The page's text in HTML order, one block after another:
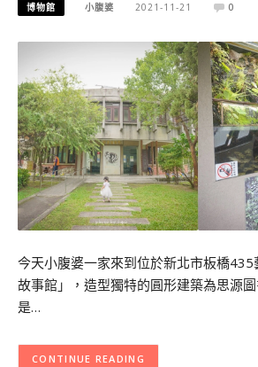
博物館 小腹婆 2021-11-21 0
今天小腹婆一家來到位於新北市板橋
故事館」，造型獨特的圓形建築為思源圖
是…
CONTINUE READING